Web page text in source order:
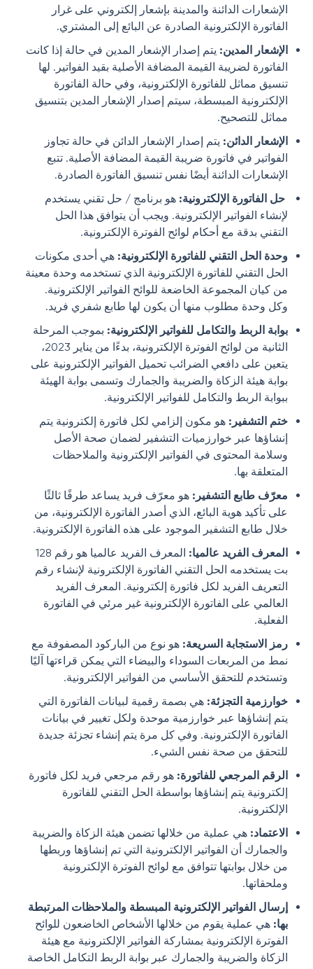
الإشعارات الدائنة والمدينة بإشعار إلكتروني على غرار
الفاتورة الإلكترونية الصادرة عن البائع إلى المشتري.
الإشعار المدين: يتم إصدار الإشعار المدين في حالة إذا كانت
الفاتورة لضريبة القيمة المضافة الأصلية بقيد الفواتير. لها
تنسيق مماثل للفاتورة الإلكترونية، وفي حالة الفاتورة
الإلكترونية المبسطة، سيتم إصدار الإشعار المدين بتنسيق
مماثل للتصحيح.
الإشعار الدائن: يتم إصدار الإشعار الدائن في حالة تجاوز
الفواتير في فاتورة ضريبة القيمة المضافة الأصلية. تتبع
الإشعارات الدائنة أيضًا نفس تنسيق الفاتورة الصادرة.
حل الفاتورة الإلكترونية: هو برنامج / حل تقني يستخدم
لإنشاء الفواتير الإلكترونية. ويجب أن يتوافق هذا الحل
التقني بدقة مع أحكام لوائح الفوترة الإلكترونية.
وحدة الحل التقني للفاتورة الإلكترونية: هي أحدى مكونات
الحل التقني للفاتورة الإلكترونية الذي تستخدمه وحدة معينة
من كيان المجموعة الخاضعة للوائح الفواتير الإلكترونية.
وكل وحدة مطلوب منها أن يكون لها طابع شفري فريد.
بوابة الربط والتكامل للفواتير الإلكترونية: بموجب المرحلة
الثانية من لوائح الفوترة الإلكترونية، بدءًا من يناير 2023،
يتعين على دافعي الضرائب تحميل الفواتير الإلكترونية على
بوابة هيئة الزكاة والضريبة والجمارك وتسمى بوابة الهيئة
ببوابة الربط والتكامل للفواتير الإلكترونية.
ختم التشفير : هو مكون إلزامي لكل فاتورة إلكترونية يتم
إنشاؤها عبر خوارزميات التشفير لضمان صحة الأصل
وسلامة المحتوى في الفواتير الإلكترونية والملاحظات
المتعلقة بها.
معرّف طابع التشفير : هو معرّف فريد يساعد طرفًا ثالثًا
على تأكيد هوية البائع، الذي أصدر الفاتورة الإلكترونية، من
خلال طابع التشفير الموجود على هذه الفاتورة الإلكترونية.
المعرف الفريد عالميا:
المعرف الفريد عالميا هو رقم 128
بت يستخدمه الحل التقني الفاتورة الإلكترونية لإنشاء رقم
التعريف الفريد لكل فاتورة إلكترونية. المعرف الفريد
العالمي على الفاتورة الإلكترونية غير مرئي في الفاتورة
الفعلية.
رمز الاستجابة السريعة: هو نوع من الباركود المصفوفة مع
نمط من المربعات السوداء والبيضاء التي يمكن قراءتها آليًا
وتستخدم للتحقق الأساسي من الفواتير الإلكترونية.
خوارزمية التجزئة: هي بصمة رقمية لبيانات الفاتورة التي
يتم إنشاؤها عبر خوارزمية موحدة ولكل تغيير في بيانات
الفاتورة الإلكترونية. وفي كل مرة يتم إنشاء تجزئة جديدة
للتحقق من صحة نفس الشيء.
الرقم المرجعي للفاتورة: هو رقم مرجعي فريد لكل فاتورة
إلكترونية يتم إنشاؤها بواسطة الحل التقني للفاتورة
الإلكترونية.
الاعتماد: هي عملية من خلالها تضمن هيئة الزكاة والضريبة
والجمارك أن الفواتير الإلكترونية التي تم إنشاؤها وربطها
من خلال بوابتها تتوافق مع لوائح الفوترة الإلكترونية
وملحقاتها.
إرسال الفواتير الإلكترونية المبسطة والملاحظات المرتبطة
بها: هي عملية يقوم من خلالها الأشخاص الخاضعون للوائح
الفوترة الإلكترونية بمشاركة الفواتير الإلكترونية مع هيئة
الزكاة والضريبة والجمارك عبر بوابة الربط التكامل الخاصة